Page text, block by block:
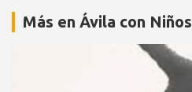
Más en Ávila con Niños